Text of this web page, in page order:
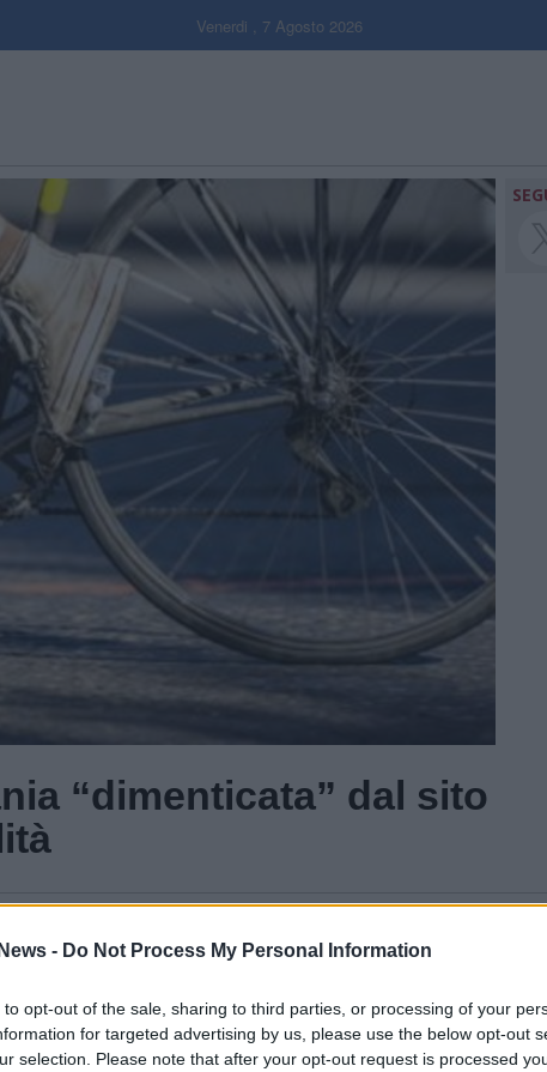
- Do Not Process My Personal Information
to opt-out of the sale, sharing to third parties, or processing of your
for targeted advertising by us, please use the below opt-out
selection. Please note that after your opt-out request is processed
Venerdi , 7 Agosto 2026
“dimenticata” dal sito
Guarda l'archivio